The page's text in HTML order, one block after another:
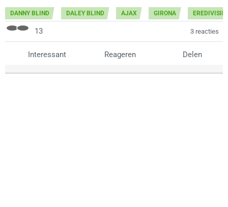
DANNY BLIND DALEY BLIND AJAX GIRONA EREDIVISIE
13 3 reacties
Interessant Reageren Delen